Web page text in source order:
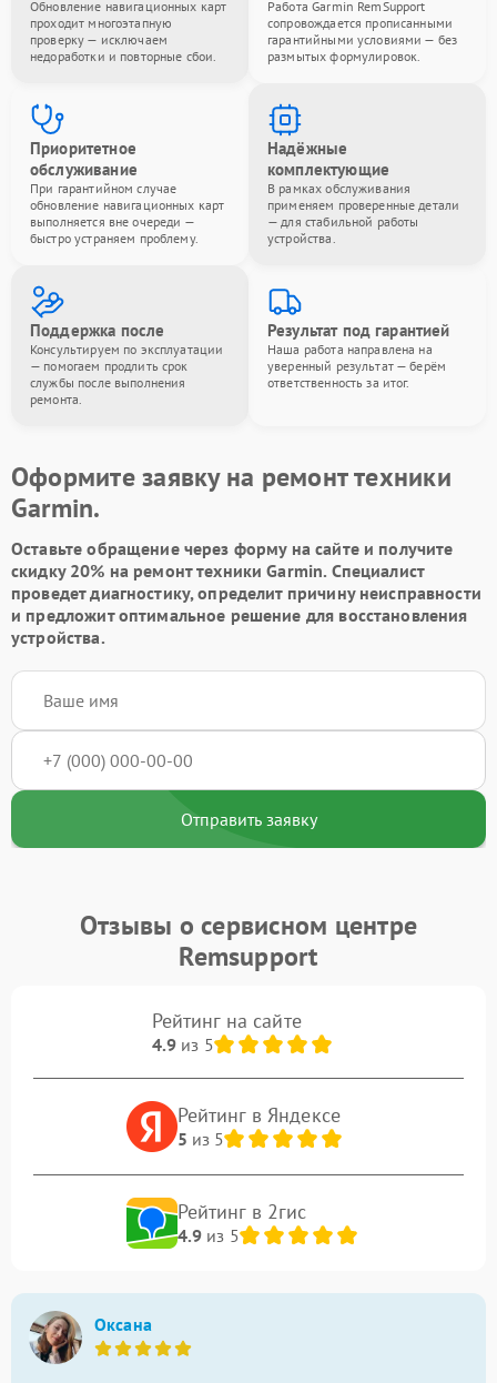
Обновление навигационных карт
проходит многоэтапную
проверку — исключаем
недоработки и повторные сбои.
Работа Garmin RemSupport
сопровождается прописанными
гарантийными условиями — без
размытых формулировок.
Приоритетное
обслуживание
При гарантийном случае
обновление навигационных карт
выполняется вне очереди —
быстро устраняем проблему.
Надёжные
комплектующие
В рамках обслуживания
применяем проверенные детали
— для стабильной работы
устройства.
Поддержка после
Консультируем по эксплуатации
— помогаем продлить срок
службы после выполнения
ремонта.
Результат под гарантией
Наша работа направлена на
уверенный результат — берём
ответственность за итог.
Оформите заявку на ремонт техники
Garmin.
Оставьте обращение через форму на сайте и получите
скидку 20% на ремонт техники Garmin. Специалист
проведет диагностику, определит причину неисправности
и предложит оптимальное решение для восстановления
устройства.
Отправить заявку
Отзывы о сервисном центре
Remsupport
Рейтинг на сайте
4.9из 5
Рейтинг в Яндексе
5 из 5
Рейтинг в 2гис
4.9из 5
Оксана